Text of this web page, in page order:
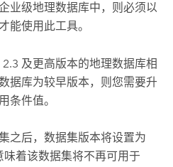
业级地理数据库中，则必须以
能使用此工具。
2.3 及更高版本的地理数据库相
据库为较早版本，则您需要升
条件值。
之后，数据集版本将设置为
味着该数据集将不再可用于